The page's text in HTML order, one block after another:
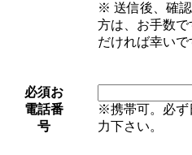
※ 送信後、確
方は、お手数
だければ幸いで
必須お
電話番
号
※携帯可。必ず
力下さい。